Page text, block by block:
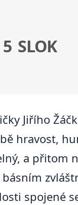
SLOK
Jiřího
hravost,
a přitom
spojené